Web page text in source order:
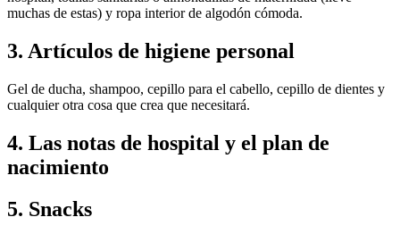
muchas de estas) y ropa interior de algodón cómoda.
3. Artículos de higiene personal​
Gel de ducha, shampoo, cepillo para el cabello, cepillo de dientes​ y
cualquier otra cosa que crea que necesitará.
4. Las notas de hospital y el plan de
nacimiento
5. Snacks